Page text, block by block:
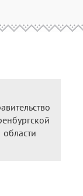
Правительство
Оренбургской
области